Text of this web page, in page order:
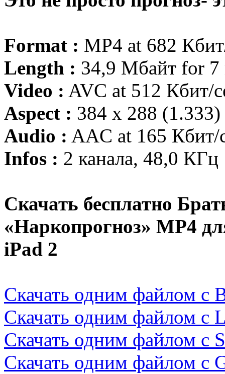
Format : MP4 at 682
Length : 34,9 Мбайт for 7
Video : AVC at 512 Кбит/
Aspect : 384 x 288
Audio : AAC at 165 Кбит/
Infos : 2 канала, 48,0 КГц
Скачать бесплатно
«Наркопрогноз» MP4
iPad 2
Скачать одним файлом с
Скачать одним файлом с
Скачать одним файлом с
Скачать одним файлом с